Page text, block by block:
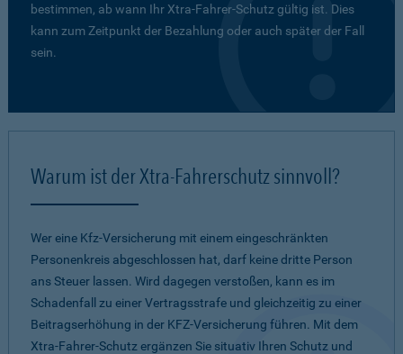
bestimmen, ab wann Ihr Xtra-Fahrer-Schutz gültig ist. Dies
kann zum Zeitpunkt der Bezahlung oder auch später der Fall
sein.
Warum ist der Xtra-Fahrerschutz sinnvoll?
Wer eine Kfz-Versicherung mit einem eingeschränkten
Personenkreis abgeschlossen hat, darf keine dritte Person
ans Steuer lassen. Wird dagegen verstoßen, kann es im
Schadenfall zu einer Vertragsstrafe und gleichzeitig zu einer
Beitragserhöhung in der KFZ-Versicherung führen. Mit dem
Xtra-Fahrer-Schutz ergänzen Sie situativ Ihren Schutz und